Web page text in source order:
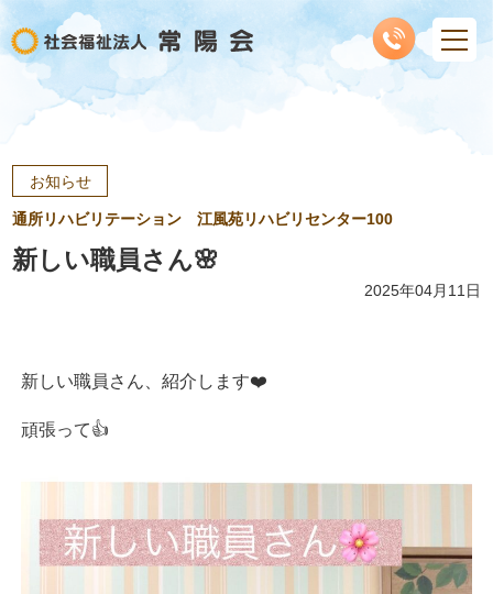
お知らせ
通所リハビリテーション 江風苑リハビリセンター100
新しい職員さん🌸
2025年04月11日
新しい職員さん、紹介します❤️
頑張って👍